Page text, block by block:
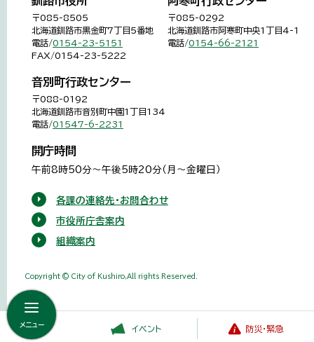
メニュー イベント 防災・緊急
〒085-8505
北海道釧路市黒金町7丁目5番地
電話/0154-23-5151
FAX/0154-23-5222
〒085-0292
北海道釧路市阿寒町中央1丁目4-1
電話/0154-66-2121
音別町行政センター
〒088-0192
北海道釧路市音別町中園1丁目134
電話/01547-6-2231
開庁時間
午前8時50分～午後5時20分（月～金曜日）
各課の連絡先・お問合わせ
市役所庁舎案内
組織案内
Copyright © City of Kushiro,All rights Reserved.